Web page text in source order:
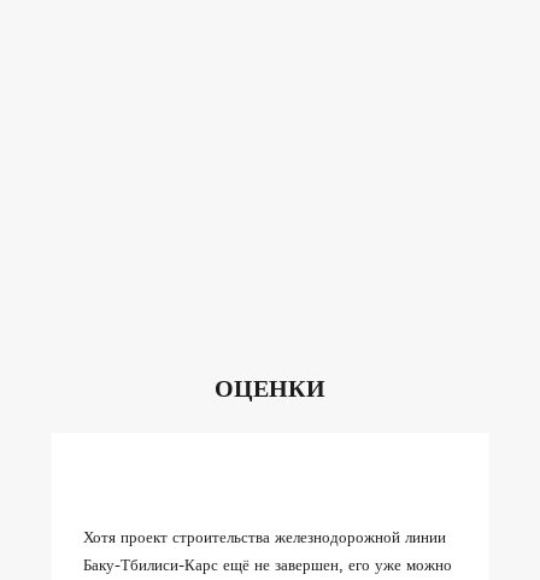
ОЦЕНКИ
Хотя проект строительства железнодорожной линии
Баку-Тбилиси-Карс ещё не завершен, его уже можно